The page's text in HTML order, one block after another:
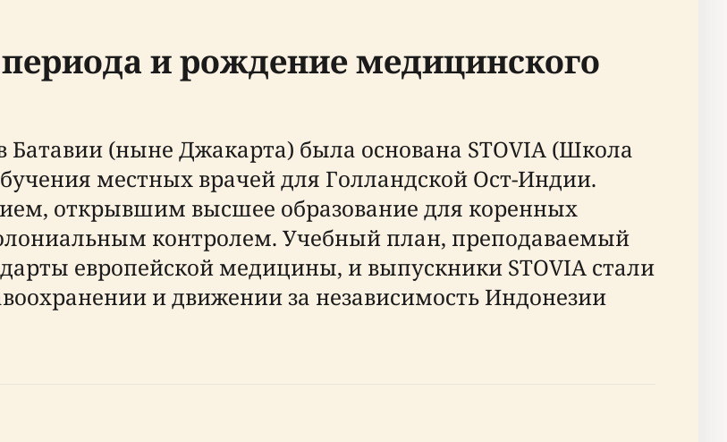
и рождение медицинского
Батавии (ныне Джакарта) была основана STOVIA (Школа
местных врачей для Голландской Ост-Индии.
открывшим высшее образование для коренных
контролем. Учебный план, преподаваемый
европейской медицины, и выпускники STOVIA стали
и движении за независимость Индонезии